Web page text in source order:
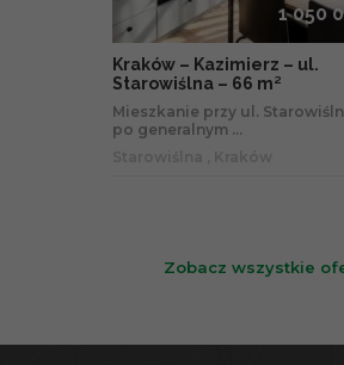
1 050
Kraków – Kazimierz – ul.
Starowiślna – 66 m²
Mieszkanie przy ul.
po generalnym ...
Zobacz wszystkie